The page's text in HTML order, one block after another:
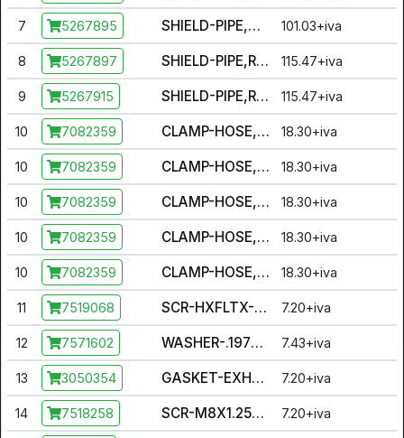
7 5267895 SHIELD-PIPE,MID,OUTER 101.03+iva
8 5267897 SHIELD-PIPE,REAR,OUTER 115.47+iva
9 5267915 SHIELD-PIPE,REAR,INNER 115.47+iva
10 7082359 CLAMP-HOSE, 2.00-SS 18.30+iva
10 7082359 CLAMP-HOSE, 2.00-SS 18.30+iva
10 7082359 CLAMP-HOSE, 2.00-SS 18.30+iva
10 7082359 CLAMP-HOSE, 2.00-SS 18.30+iva
10 7082359 CLAMP-HOSE, 2.00-SS 18.30+iva
11 7519068 SCR-HXFLTX-M5X.8X10 8.8ZOD TDF 7.20+iva
12 7571602 WASHER-.197X.50 INT/EXT LK-Y 7.43+iva
13 3050354 GASKET-EXHAUST SEAL 7.20+iva
14 7518258 SCR-M8X1.25X40 HX/CP SS 7.20+iva